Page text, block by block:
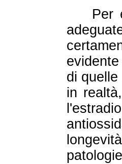
Per
di
in